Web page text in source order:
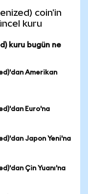
coin'in
kuru
kuru bugün ne
Amerikan
Euro'na
Japon Yeni'na
Çin Yuanı'na